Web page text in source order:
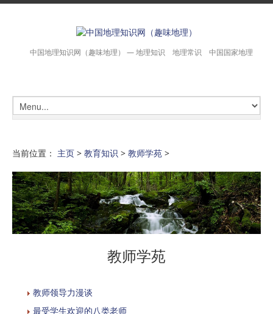
中国地理知识网（趣味地理） — 地理知识 地理常识 中国国家地理
当前位置： 主页 > 教育知识 > 教师学苑 >
教师学苑
教师领导力漫谈
最受学生欢迎的八类老师